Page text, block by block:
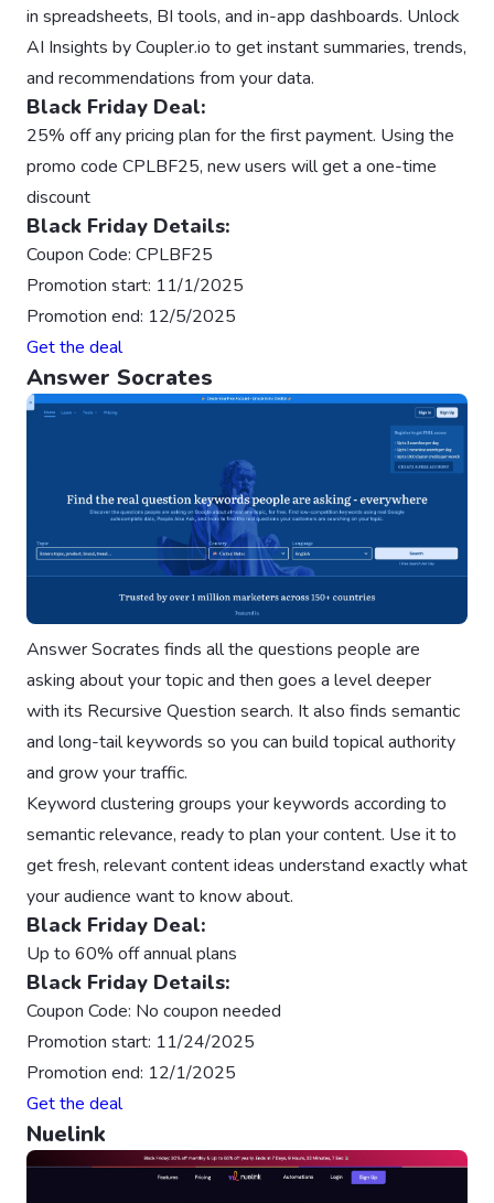
in spreadsheets, BI tools, and in-app dashboards. Unlock
AI Insights by Coupler.io to get instant summaries, trends,
and recommendations from your data.
Black Friday Deal:
25% off any pricing plan for the first payment. Using the
promo code CPLBF25, new users will get a one-time
discount
Black Friday Details:
Coupon Code: CPLBF25
Promotion start: 11/1/2025
Promotion end: 12/5/2025
Get the deal
Answer Socrates
Answer Socrates finds all the questions people are
asking about your topic and then goes a level deeper
with its Recursive Question search. It also finds semantic
and long-tail keywords so you can build topical authority
and grow your traffic.
Keyword clustering groups your keywords according to
semantic relevance, ready to plan your content. Use it to
get fresh, relevant content ideas understand exactly what
your audience want to know about.
Black Friday Deal:
Up to 60% off annual plans
Black Friday Details:
Coupon Code: No coupon needed
Promotion start: 11/24/2025
Promotion end: 12/1/2025
Get the deal
Nuelink